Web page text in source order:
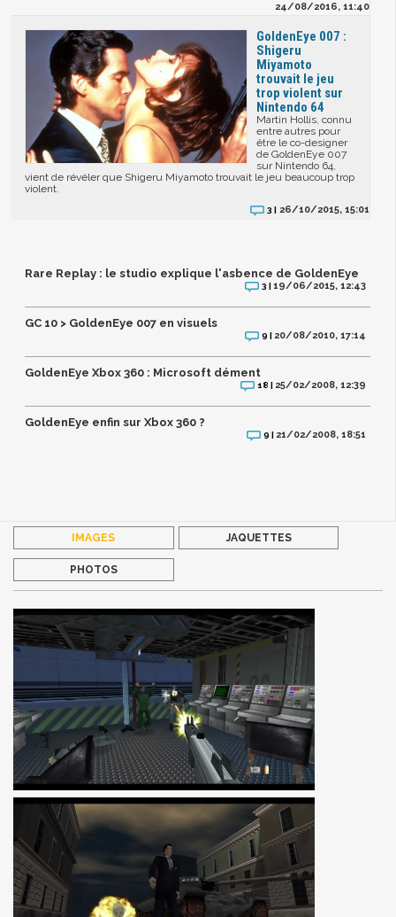
24/08/2016, 11:40
GoldenEye 007 :
Shigeru
Miyamoto
trouvait le jeu
trop violent sur
Nintendo 64
Martin Hollis, connu
entre autres pour
être le co-designer
de GoldenEye 007
sur Nintendo 64,
vient de révéler que Shigeru Miyamoto trouvait le jeu beaucoup trop
violent.
3 | 26/10/2015, 15:01
Rare Replay : le studio explique l'asbence de GoldenEye
3 |19/06/2015, 12:43
GC 10 > GoldenEye 007 en visuels
9 | 20/08/2010, 17:14
GoldenEye Xbox 360 : Microsoft dément
18 | 25/02/2008, 12:39
GoldenEye enfin sur Xbox 360 ?
9 | 21/02/2008, 18:51
IMAGES JAQUETTES
PHOTOS